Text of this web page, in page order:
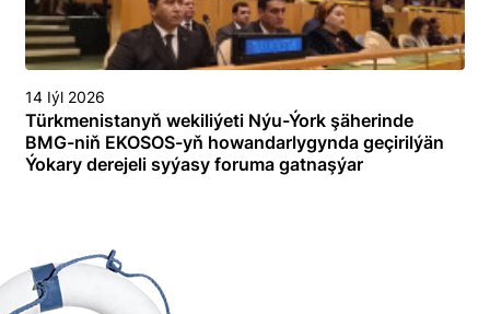
14 Iýl 2026
Türkmenistanyň wekiliýeti Nýu-Ýork şäherinde
BMG-niň EKOSOS-yň howandarlygynda geçirilýän
Ýokary derejeli syýasy foruma gatnaşýar